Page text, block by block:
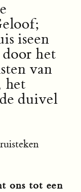
iseen
het
van
het
duivel
ons tot een